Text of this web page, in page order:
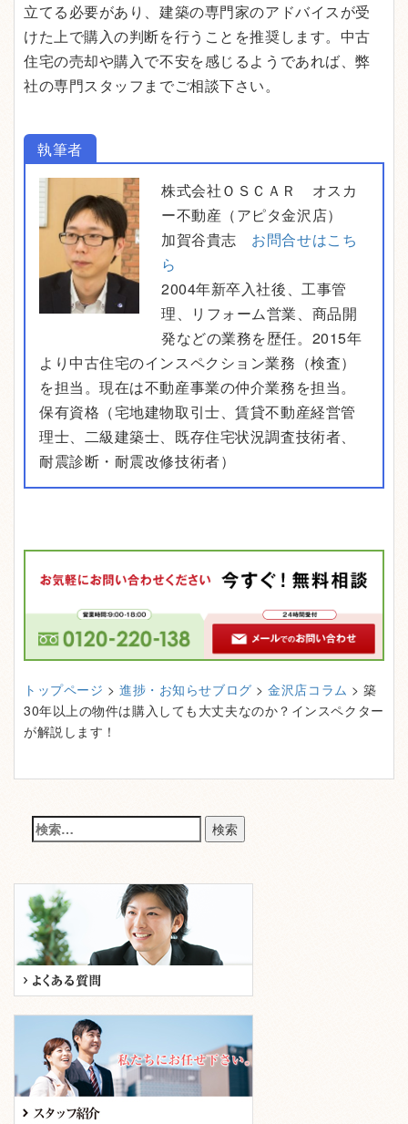
立てる必要があり、建築の専門家のアドバイスが受
けた上で購入の判断を行うことを推奨します。中古
住宅の売却や購入で不安を感じるようであれば、弊
社の専門スタッフまでご相談下さい。
執筆者
株式会社ＯＳＣＡＲ オスカ
ー不動産（アピタ金沢店）
加賀谷貴志 お問合せはこち
ら
2004年新卒入社後、工事管
理、リフォーム営業、商品開
発などの業務を歴任。2015年
より中古住宅のインスペクション業務（検査）
を担当。現在は不動産事業の仲介業務を担当。
保有資格（宅地建物取引士、賃貸不動産経営管
理士、二級建築士、既存住宅状況調査技術者、
耐震診断・耐震改修技術者）
トップページ >進捗・お知らせブログ >金沢店コラム > 築
30年以上の物件は購入しても大丈夫なのか？インスペクター
が解説します！